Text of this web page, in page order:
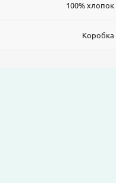
100% хлопок
Коробка